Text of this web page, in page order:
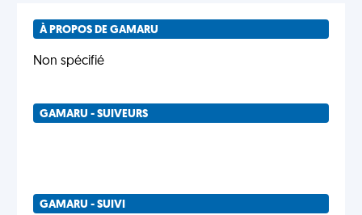
À PROPOS DE GAMARU
Non spécifié
GAMARU - SUIVEURS
GAMARU - SUIVI